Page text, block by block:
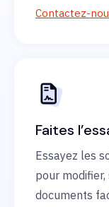
Contactez-
Faites
Essayez les
pour
documents